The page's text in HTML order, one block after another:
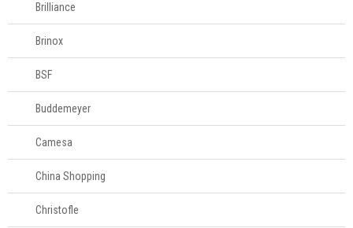
Brilliance
Brinox
BSF
Buddemeyer
Camesa
China Shopping
Christofle